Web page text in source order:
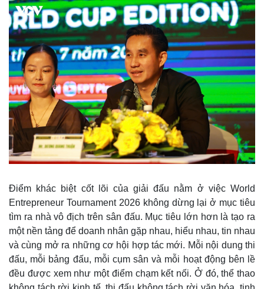
Tỷ giá
Chứng khoán
Giá cà phê
Điểm khác biệt cốt lõi của giải đấu nằm ở việc World
Entrepreneur Tournament 2026 không dừng lại ở mục tiêu
tìm ra nhà vô địch trên sân đấu. Mục tiêu lớn hơn là tạo ra
một nền tảng để doanh nhân gặp nhau, hiểu nhau, tin nhau
và cùng mở ra những cơ hội hợp tác mới. Mỗi nội dung thi
đấu, mỗi bảng đấu, mỗi cụm sân và mỗi hoạt động bên lề
đều được xem như một điểm chạm kết nối. Ở đó, thể thao